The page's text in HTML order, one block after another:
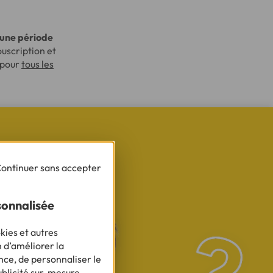
une période
et
tous les
sans accepter
et autres
la
de personnaliser le